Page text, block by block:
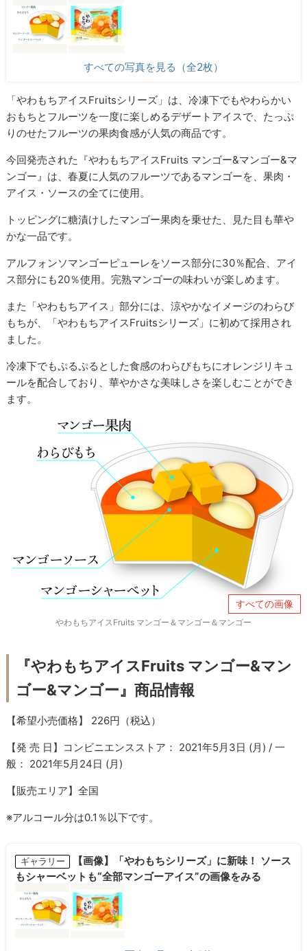
すべての写真を見る（全2枚）
「やわもちアイスFruitsシリーズ」は、冷凍下でもやわらかい
おもちとフルーツを一度に楽しめるデザートアイスで、たっぷ
りのせたフルーツの果肉食感が人気の商品です。
今回発売された『やわもちアイスFruits マンゴー&マンゴー&マ
ンゴー』は、春夏に人気のフルーツであるマンゴーを、果肉・
アイス・ソースの全てに使用。
トッピングに糖漬けしたマンゴー果肉を乗せた、見た目も華や
かな一品です。
アルフォンソマンゴーピューレをソース部分に30％配合、アイ
ス部分にも20％使用。完熟マンゴーの味わいが楽しめます。
また「やわもちアイス」部分には、涼やかなイメージのわらび
もちが、「やわもちアイスFruitsシリーズ」に初めて採用され
ました。
冷凍下でもぷるぷるとした食感のわらびもちにオレンジリキュ
ールを配合しており、華やかさな美味しさを楽しむことができ
ます。
すべての画像
やわもちアイスFruits マンゴー＆マンゴー＆マンゴー
『やわもちアイスFruits マンゴー&マン
ゴー&マンゴー』商品情報
【希望小売価格】 226円（税込）
【発 売 日】コンビニエンスストア： 2021年5月3日 (月) / 一
般： 2021年5月24日 (月)
【販売エリア】全国
※アルコール分は0.1％以下です。
ギャラリー
【画像】「やわもちシリーズ」に新味！ ソース
もシャーベットも“全部マンゴーアイス”の画像をみる